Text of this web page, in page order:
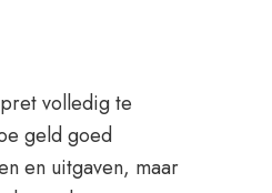
volledig te
geld goed
en uitgaven, maar